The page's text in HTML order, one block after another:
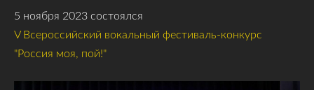
5 ноября 2023 состоялся
V Всероссийский вокальный фестиваль-конкурс
"Россия моя, пой!"